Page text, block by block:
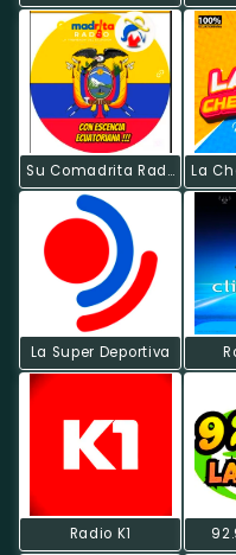
Su Comadrita Radio
La Super Deportiva
Radio K1